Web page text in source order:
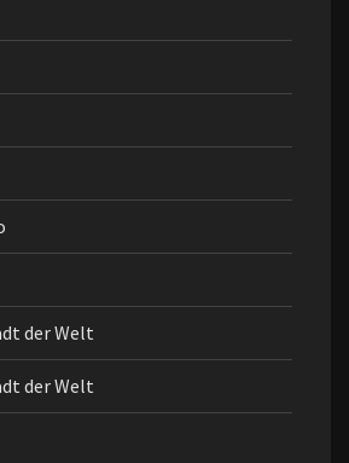
der Welt
der Welt